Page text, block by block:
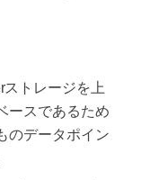
トレージを上
ースであるため
のデータポイン